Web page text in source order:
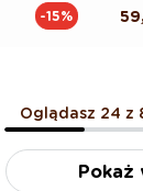
-15%
Oglądasz 24 z
Pokaż